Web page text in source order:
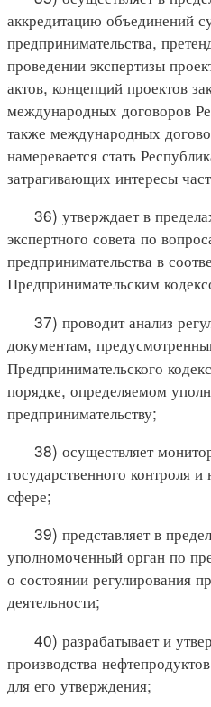
аккредитацию объединений
предпринимательства,
проведении экспертизы
актов, концепций проектов
международных договоров
также международных
намеревается стать
затрагивающих интересы
36) утверждает в
экспертного совета по
предпринимательства в
Предпринимательским
37) проводит анализ
документам,
Предпринимательского
порядке, определяемом
предпринимательству;
38) осуществляет
государственного контроля
сфере;
39) представляет в
уполномоченный орган по
о состоянии регулирования
деятельности;
40) разрабатывает и
производства
для его утверждения;